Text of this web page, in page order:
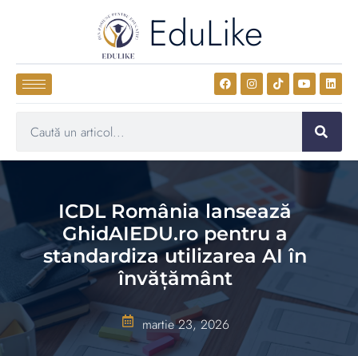
EduLike
ICDL România lansează
GhidAIEDU.ro pentru a
standardiza utilizarea AI în
învățământ
martie 23, 2026